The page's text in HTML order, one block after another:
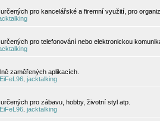
pro kancelářské a firemní využití, pro
pro telefonování nebo elektronickou
zaměřených aplikacích.
EiFeL96 jacktalking
pro zábavu, hobby, životní styl atp.
EiFeL96 jacktalking